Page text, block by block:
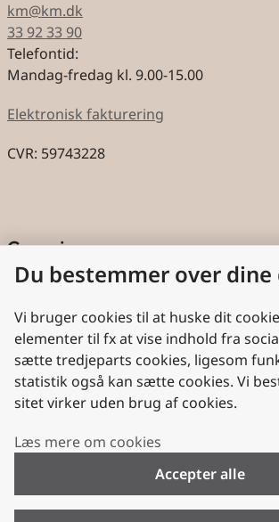
km@km.dk
33 92 33 90
Telefontid:
Mandag-fredag kl. 9.00-15.00
Elektronisk fakturering
CVR: 59743228
Genveje
Cookies
Aktindsigt
Persondatabeskyttelse
Nyttige links
Plan- og Landdistriktsstyrelsen
Folkekirken.dk
Du bestemmer over dine
Vi bruger cookies til at huske dit
elementer til fx at vise indhold fra
sætte tredjeparts cookies, ligesom
statistik også kan sætte cookies. Vi
sitet virker uden brug af cookies.
Læs mere om cookies
Accepter alle